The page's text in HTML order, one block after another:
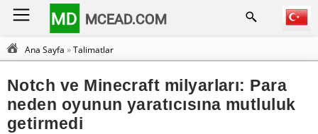
MD MCEAD.COM
Ana Sayfa »Talimatlar
Notch ve Minecraft milyarları: Para
neden oyunun yaratıcısına mutluluk
getirmedi